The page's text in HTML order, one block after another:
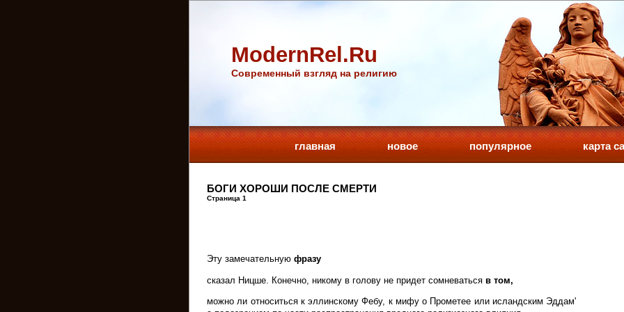
ModernRel.Ru
Cовременный взгляд на религию
главная новое популярное карта
БОГИ ХОРОШИ ПОСЛЕ СМЕРТИ
Страница 1
Эту замечательную фразу
сказал Ницше. Конечно, никому в голову не придет сомневаться в том,
можно ли относиться к эллинскому Фебу, к мифу о Прометее или исландским Эддам'